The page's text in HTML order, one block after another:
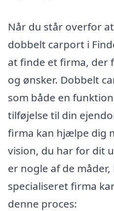
Når du står overfor
dobbelt carport i
at finde et firma, der
og ønsker. Dobbelt
som både en
tilføjelse til din
firma kan hjælpe dig
vision, du har for dit
er nogle af de
specialiseret firma
denne proces: